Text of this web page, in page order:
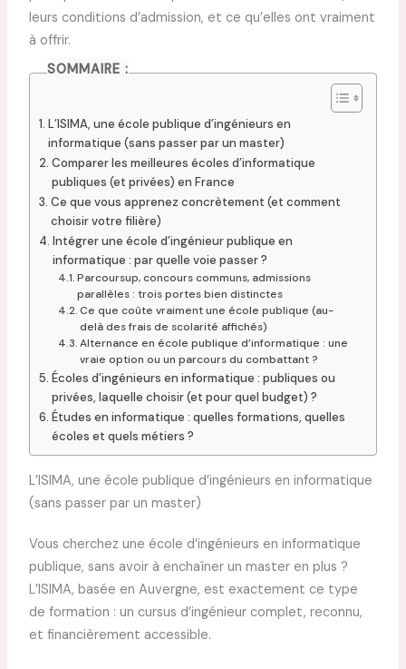
leurs conditions d’admission, et ce qu’elles ont vraiment
à offrir.
SOMMAIRE :
L’ISIMA, une école publique d’ingénieurs en
informatique (sans passer par un master)
Comparer les meilleures écoles d’informatique
publiques (et privées) en France
Ce que vous apprenez concrètement (et comment
choisir votre filière)
Intégrer une école d’ingénieur publique en
informatique : par quelle voie passer ?
Parcoursup, concours communs, admissions
parallèles : trois portes bien distinctes
Ce que coûte vraiment une école publique (au-
delà des frais de scolarité affichés)
Alternance en école publique d’informatique : une
vraie option ou un parcours du combattant ?
Écoles d’ingénieurs en informatique : publiques ou
privées, laquelle choisir (et pour quel budget) ?
Études en informatique : quelles formations, quelles
écoles et quels métiers ?
L’ISIMA, une école publique d’ingénieurs en informatique
(sans passer par un master)
Vous cherchez une école d’ingénieurs en informatique
publique, sans avoir à enchaîner un master en plus ?
L’ISIMA, basée en Auvergne, est exactement ce type
de formation : un cursus d’ingénieur complet, reconnu,
et financièrement accessible.